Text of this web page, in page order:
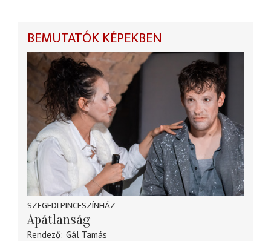
BEMUTATÓK KÉPEKBEN
SZEGEDI PINCESZÍNHÁZ
Apátlanság
Rendező Gál Tamás